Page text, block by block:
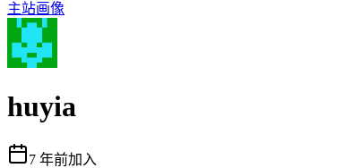
主站画像
huyia
7 年前加入